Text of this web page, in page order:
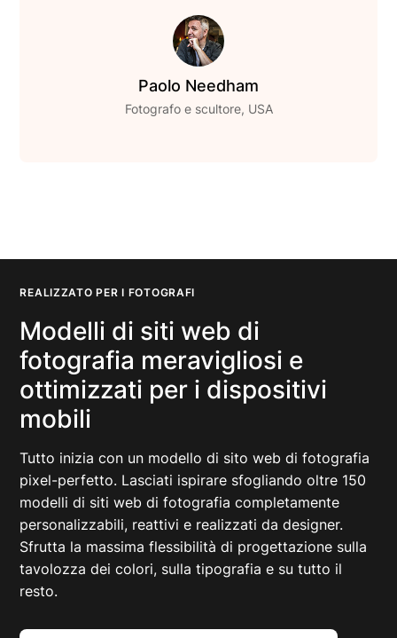
Paolo Needham
Fotografo e scultore, USA
REALIZZATO PER I FOTOGRAFI
Modelli di siti web di
fotografia meravigliosi e
ottimizzati per i dispositivi
mobili
Tutto inizia con un modello di sito web di fotografia
pixel-perfetto. Lasciati ispirare sfogliando oltre 150
modelli di siti web di fotografia completamente
personalizzabili, reattivi e realizzati da designer.
Sfrutta la massima flessibilità di progettazione sulla
tavolozza dei colori, sulla tipografia e su tutto il
resto.